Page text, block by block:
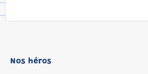
Nos héros